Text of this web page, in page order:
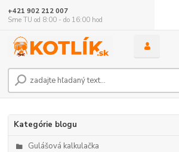
+421 902 212 007
Sme TU od 8:00 - do 16:00 hod
Kategórie blogu
Gulášová kalkulačka